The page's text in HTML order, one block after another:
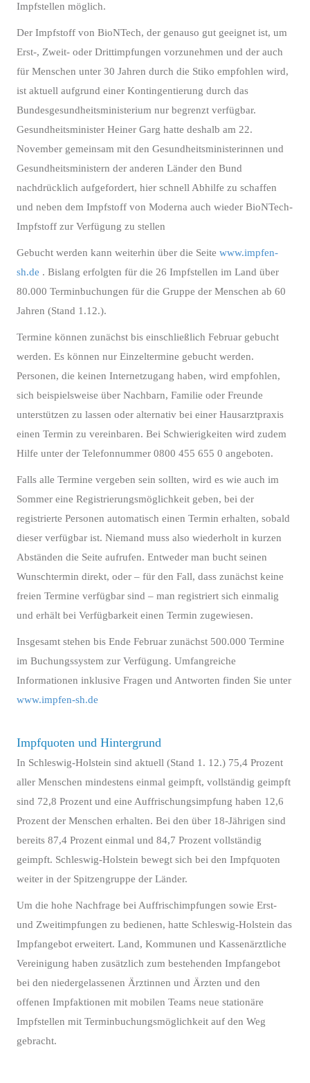
Impfstellen möglich.
Der Impfstoff von BioNTech, der genauso gut geeignet ist, um
Erst-, Zweit- oder Drittimpfungen vorzunehmen und der auch
für Menschen unter 30 Jahren durch die Stiko empfohlen wird,
ist aktuell aufgrund einer Kontingentierung durch das
Bundesgesundheitsministerium nur begrenzt verfügbar.
Gesundheitsminister Heiner Garg hatte deshalb am 22.
November gemeinsam mit den Gesundheitsministerinnen und
Gesundheitsministern der anderen Länder den Bund
nachdrücklich aufgefordert, hier schnell Abhilfe zu schaffen
und neben dem Impfstoff von Moderna auch wieder BioNTech-
Impfstoff zur Verfügung zu stellen
Gebucht werden kann weiterhin über die Seite www.impfen-
sh.de . Bislang erfolgten für die 26 Impfstellen im Land über
80.000 Terminbuchungen für die Gruppe der Menschen ab 60
Jahren (Stand 1.12.).
Termine können zunächst bis einschließlich Februar gebucht
werden. Es können nur Einzeltermine gebucht werden.
Personen, die keinen Internetzugang haben, wird empfohlen,
sich beispielsweise über Nachbarn, Familie oder Freunde
unterstützen zu lassen oder alternativ bei einer Hausarztpraxis
einen Termin zu vereinbaren. Bei Schwierigkeiten wird zudem
Hilfe unter der Telefonnummer 0800 455 655 0 angeboten.
Falls alle Termine vergeben sein sollten, wird es wie auch im
Sommer eine Registrierungsmöglichkeit geben, bei der
registrierte Personen automatisch einen Termin erhalten, sobald
dieser verfügbar ist. Niemand muss also wiederholt in kurzen
Abständen die Seite aufrufen. Entweder man bucht seinen
Wunschtermin direkt, oder – für den Fall, dass zunächst keine
freien Termine verfügbar sind – man registriert sich einmalig
und erhält bei Verfügbarkeit einen Termin zugewiesen.
Insgesamt stehen bis Ende Februar zunächst 500.000 Termine
im Buchungssystem zur Verfügung. Umfangreiche
Informationen inklusive Fragen und Antworten finden Sie unter
www.impfen-sh.de
Impfquoten und Hintergrund
In Schleswig-Holstein sind aktuell (Stand 1. 12.) 75,4 Prozent
aller Menschen mindestens einmal geimpft, vollständig geimpft
sind 72,8 Prozent und eine Auffrischungsimpfung haben 12,6
Prozent der Menschen erhalten. Bei den über 18-Jährigen sind
bereits 87,4 Prozent einmal und 84,7 Prozent vollständig
geimpft. Schleswig-Holstein bewegt sich bei den Impfquoten
weiter in der Spitzengruppe der Länder.
Um die hohe Nachfrage bei Auffrischimpfungen sowie Erst-
und Zweitimpfungen zu bedienen, hatte Schleswig-Holstein das
Impfangebot erweitert. Land, Kommunen und Kassenärztliche
Vereinigung haben zusätzlich zum bestehenden Impfangebot
bei den niedergelassenen Ärztinnen und Ärzten und den
offenen Impfaktionen mit mobilen Teams neue stationäre
Impfstellen mit Terminbuchungsmöglichkeit auf den Weg
gebracht.